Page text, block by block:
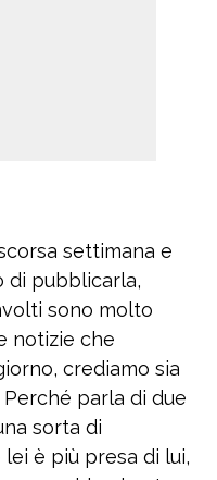
settimana e
di pubblicarla,
sono molto
notizie che
crediamo sia
parla di due
sorta di
è più presa di lui,